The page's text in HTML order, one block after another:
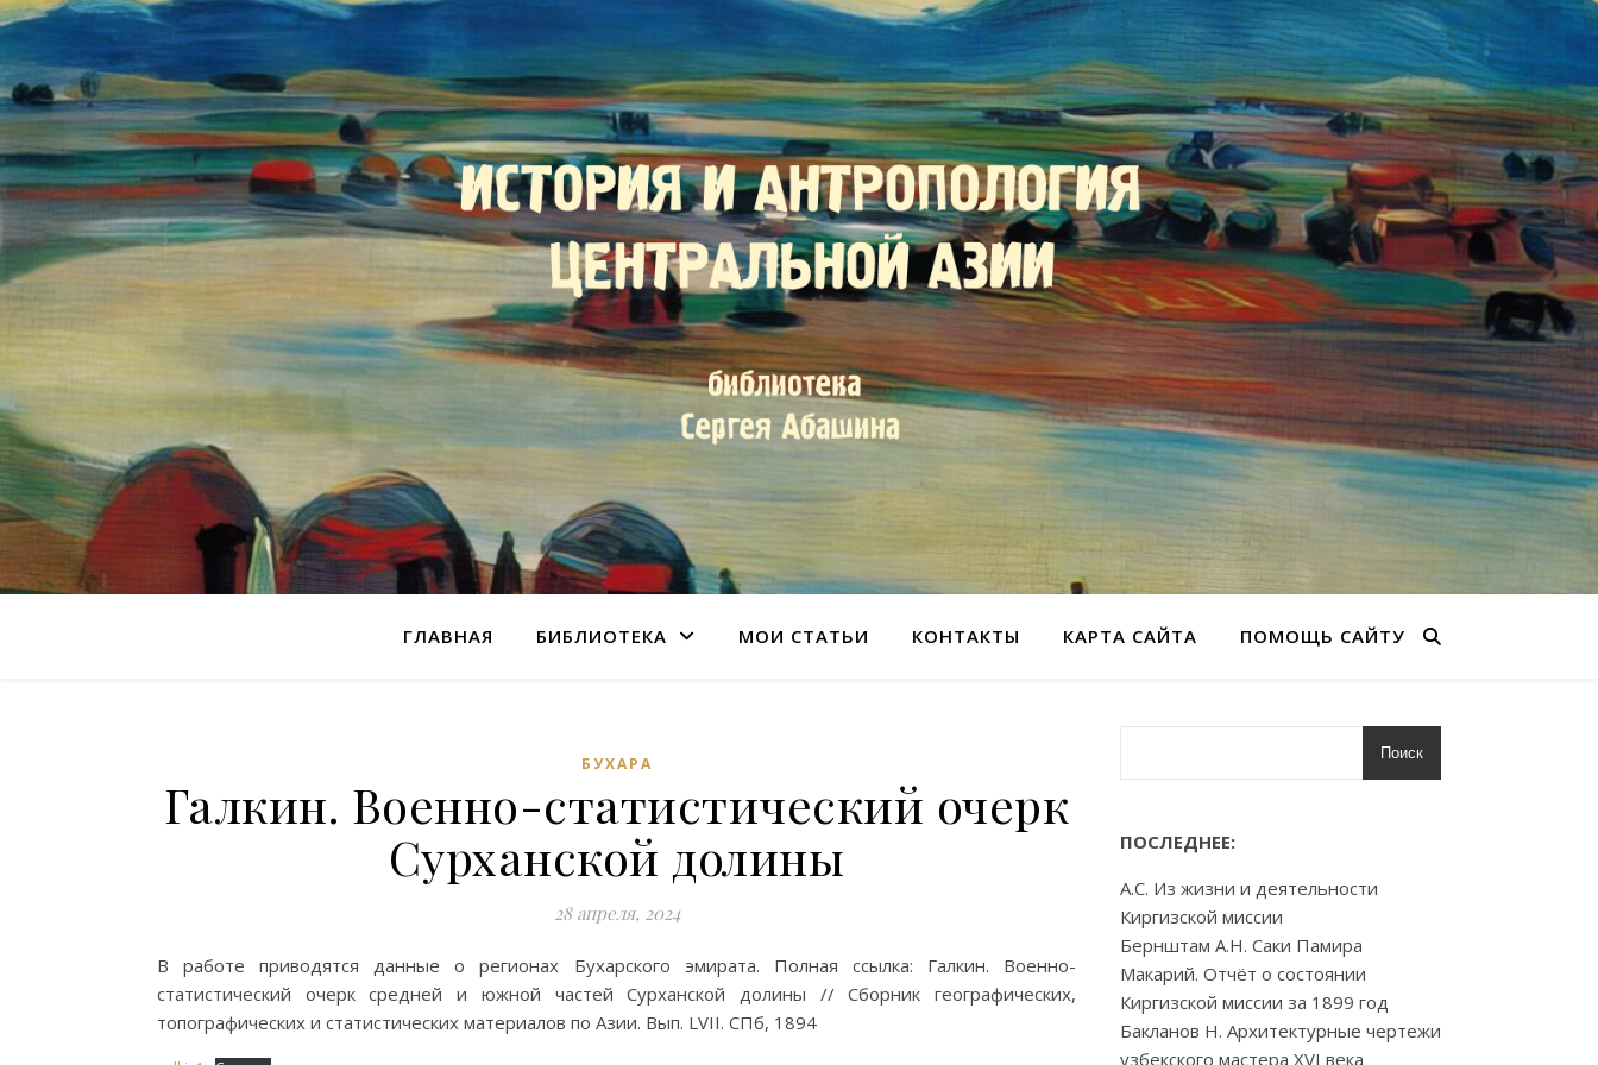
ГЛАВНАЯ БИБЛИОТЕКА МОИ СТАТЬИ КОНТАКТЫ КАРТА САЙТА ПОМОЩЬ САЙТУ
БУХАРА
Галкин. Военно-статистический очерк
Сурханской долины
28 апреля, 2024
В работе приводятся данные о регионах Бухарского эмирата. Полная ссылка: Галкин. Военно-
статистический очерк средней и южной частей Сурханской долины // Сборник географических,
топографических и статистических материалов по Азии. Вып. LVII. СПб, 1894
Поиск
ПОСЛЕДНЕЕ:
А.С. Из жизни и деятельности
Киргизской миссии
Бернштам А.Н. Саки Памира
Макарий. Отчёт о состоянии
Киргизской миссии за 1899 год
Бакланов Н. Архитектурные чертежи
узбекского мастера XVI века